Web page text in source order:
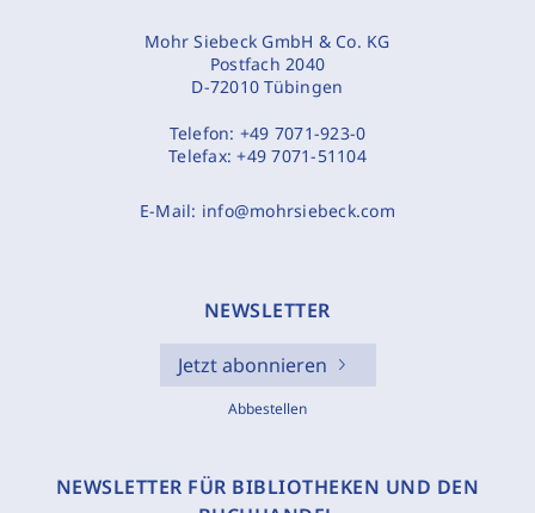
Mohr Siebeck GmbH & Co. KG
Postfach 2040
D-72010 Tübingen
Telefon: +49 7071-923-0
Telefax:+49 7071-51104
E-Mail: info@mohrsiebeck.com
NEWSLETTER
Jetzt abonnieren
Abbestellen
NEWSLETTER FÜR BIBLIOTHEKEN UND DEN